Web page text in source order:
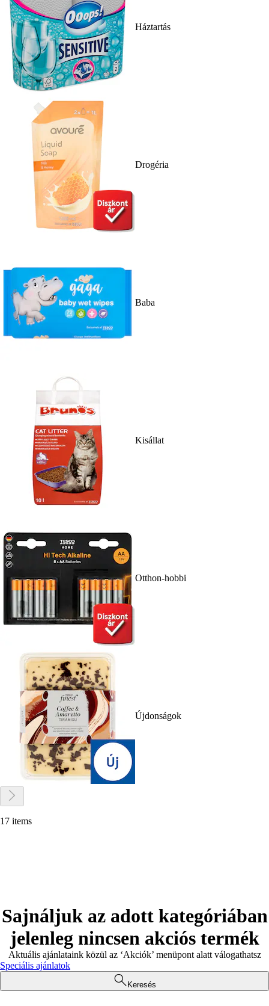
Háztartás
Drogéria
Baba
Kisállat
Otthon-hobbi
Újdonságok
17 items
Sajnáljuk az adott kategóriában
jelenleg nincsen akciós termék
Aktuális ajánlataink közül az ‘Akciók’ menüpont alatt válogathatsz
Speciális ajánlatok
Keresés